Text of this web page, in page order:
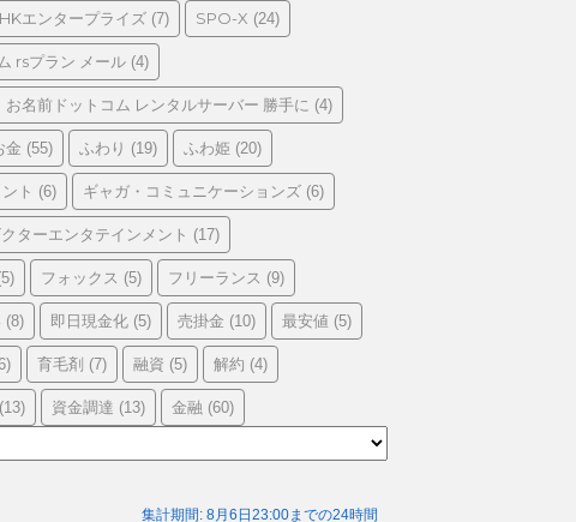
エンタープライズ (7) SPO-X (24)
rsプラン メール (4)
お名前ドットコム レンタルサーバー 勝手に (4)
金 (55) ふわり (19) ふわ姫 (20)
ト (6) ギャガ・コミュニケーションズ (6)
クターエンタテインメント (17)
フォックス (5) フリーランス (9)
(8) 即日現金化 (5) 売掛金 (10) 最安値 (5)
育毛剤 (7) 融資 (5) 解約 (4)
(13) 資金調達 (13) 金融 (60)